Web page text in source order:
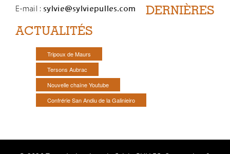
DERNIÈRES
ACTUALITÉS
Tripoux de Maurs
Tersons Aubrac
Nouvelle chaîne Youtube
Confrérie San Andiu de la Galinieiro